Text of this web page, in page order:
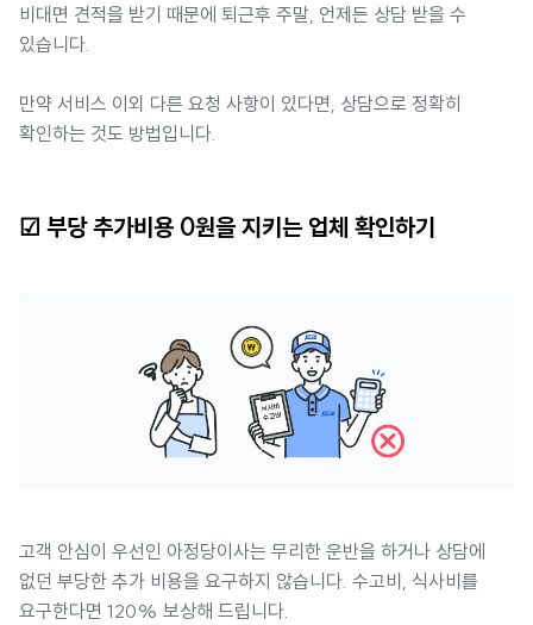
비대면 견적을 받기 때문에 퇴근후 주말, 언제든 상담 받을 수
있습니다.
만약 서비스 이외 다른 요청 사항이 있다면, 상담으로 정확히
확인하는 것도 방법입니다.
☑ 부당 추가비용 0원을 지키는 업체 확인하기
고객 안심이 우선인 아정당이사는 무리한 운반을 하거나 상담에
없던 부당한 추가 비용을 요구하지 않습니다. 수고비, 식사비를
요구한다면 120% 보상해 드립니다.